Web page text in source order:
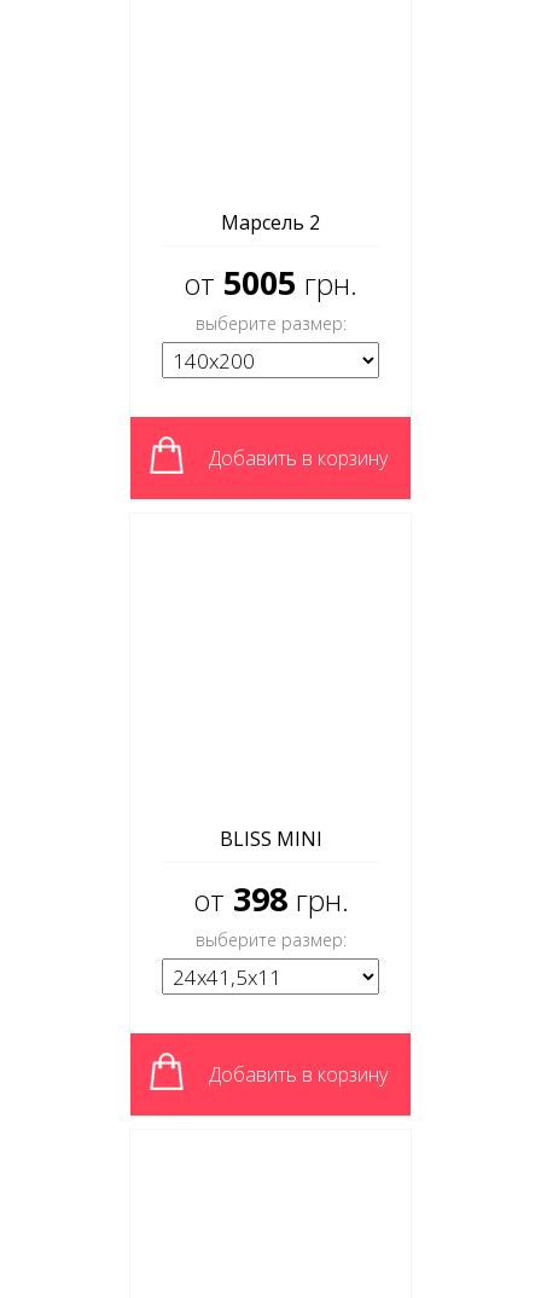
Марсель 2
от 5005 грн.
выберите размер:
Добавить в корзину
BLISS MINI
от 398 грн.
выберите размер:
Добавить в корзину